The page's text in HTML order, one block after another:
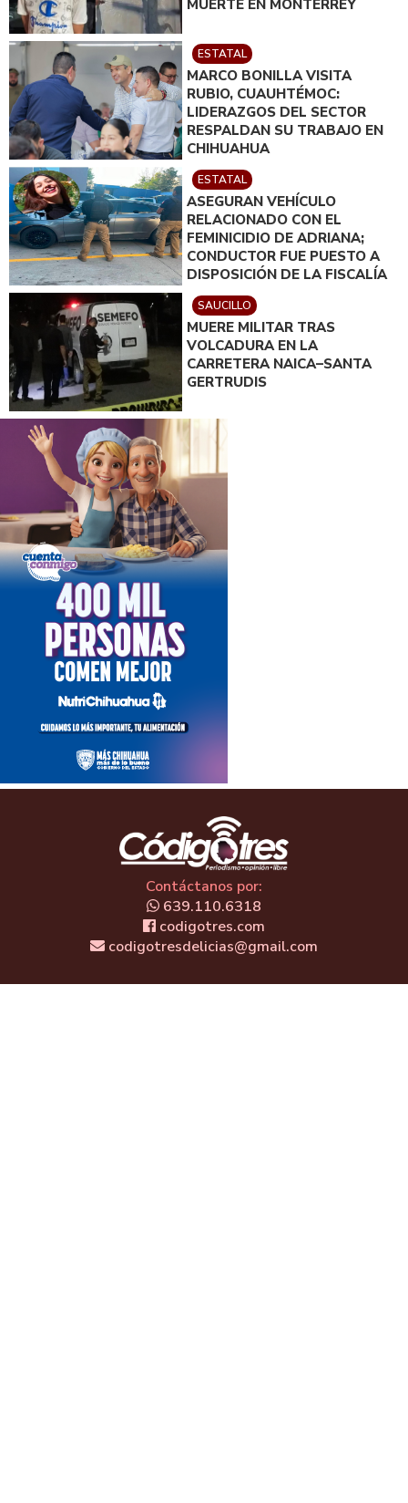
MUERTE EN MONTERREY
ESTATAL
MARCO BONILLA VISITA
RUBIO, CUAUHTÉMOC:
LIDERAZGOS DEL SECTOR
RESPALDAN SU TRABAJO EN
CHIHUAHUA
ESTATAL
ASEGURAN VEHÍCULO
RELACIONADO CON EL
FEMINICIDIO DE ADRIANA;
CONDUCTOR FUE PUESTO A
DISPOSICIÓN DE LA FISCALÍA
SAUCILLO
MUERE MILITAR TRAS
VOLCADURA EN LA
CARRETERA NAICA–SANTA
GERTRUDIS
Contáctanos por:
639.110.6318
codigotres.com
codigotresdelicias@gmail.com